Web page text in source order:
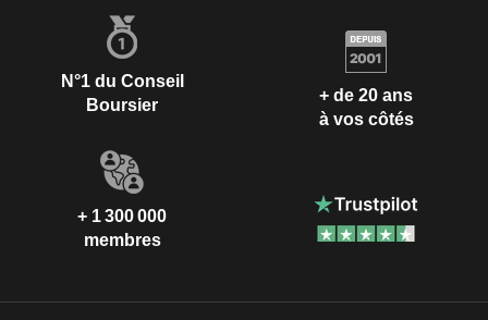
N°1 du Conseil
Boursier
+ de 20 ans
à vos côtés
+ 1 300 000
membres